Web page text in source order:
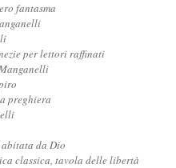
fantasma
per lettori raffinati
preghiera
da Dio
classica, tavola delle libertà